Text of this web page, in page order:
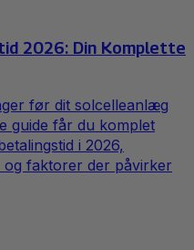
2026: Din Komplette
før dit solcelleanlæg
guide får du komplet
i 2026,
og faktorer der påvirker